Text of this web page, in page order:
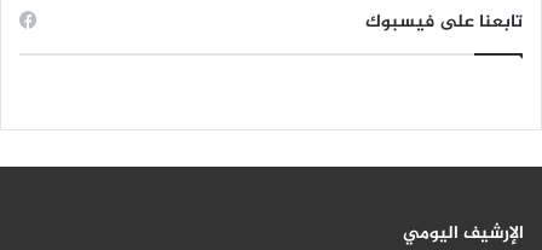
تابعنا على فيسبوك
الإرشيف اليومي